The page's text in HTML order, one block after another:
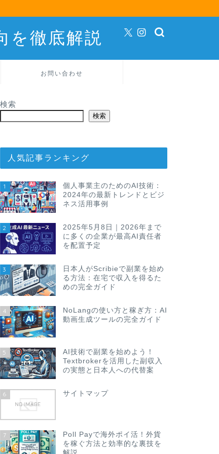
を徹底解説
お問い合わせ
検索
検索
人気記事ランキング
1
個人事業主のためのAI技術：
2024年の最新トレンドとビジ
ネス活用事例
2
2025年5月8日｜2026年まで
に多くの企業が最高AI責任者
を配置予定
3
日本人がScribieで副業を始め
る方法：在宅で収入を得るた
めの完全ガイド
4
NoLangの使い方と稼ぎ方：AI
動画生成ツールの完全ガイド
5
AI技術で副業を始めよう！
Textbrokerを活用した副収入
の実態と日本人への代替案
6 サイトマップ
7
Poll Payで海外ポイ活！外貨
を稼ぐ方法と効率的な裏技を